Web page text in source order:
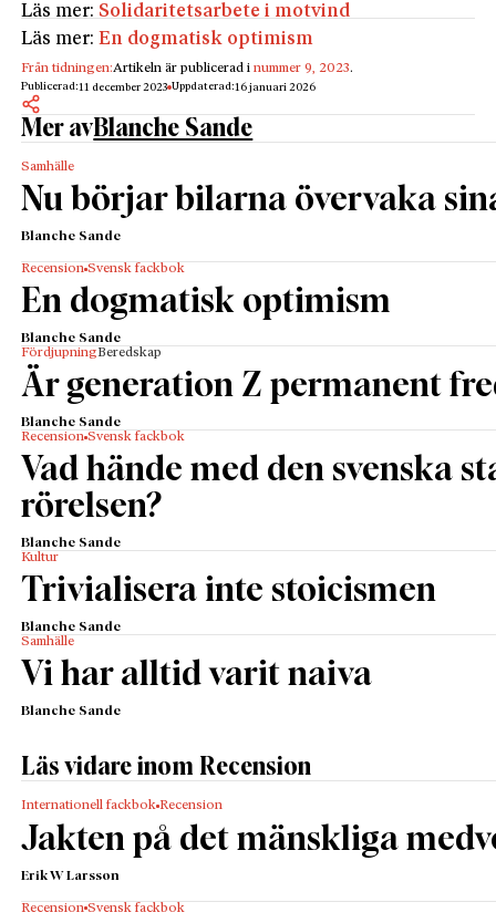
Läs mer: Solidaritetsarbete i motvind
Läs mer:En dogmatisk optimism
Från tidningen:Artikeln är publicerad inummer 9, 2023.
Publicerad:11 december 2023 Uppdaterad:16 januari 2026
Mer avBlanche Sande
Samhälle
Nu börjar bilarna övervaka
Blanche Sande
Recension Svensk fackbok
En dogmatisk optimism
Blanche Sande
FördjupningBeredskap
Är generation Z permanent
Blanche Sande
Recension Svensk fackbok
Vad hände med den svenska
rörelsen?
Blanche Sande
Kultur
Trivialisera inte stoicismen
Blanche Sande
Samhälle
Vi har alltid varit naiva
Blanche Sande
Läs vidare inom Recension
Internationell fackbok Recension
Jakten på det mänskliga
Erik W Larsson
Recension Svensk fackbok